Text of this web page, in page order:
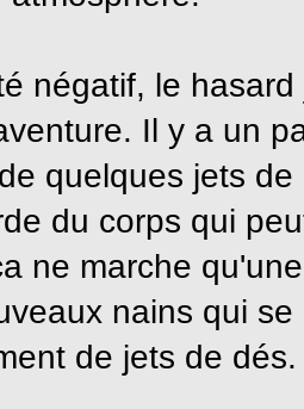
négatif, le
Il y a un
quelques jets
du corps qui
ne marche
nains qui
de jets de dés.